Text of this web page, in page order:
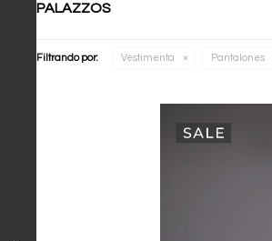
PALAZZOS
Filtrando por: Vestimenta Pantalones